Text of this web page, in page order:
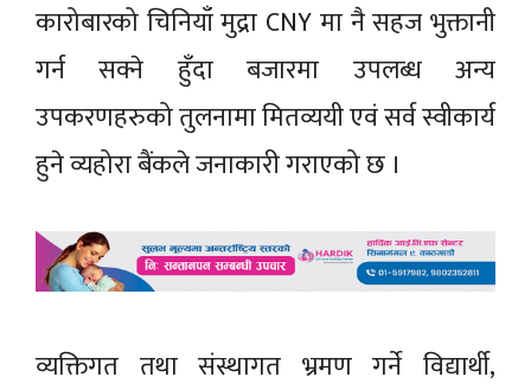
कारोबारको चिनियाँ मुद्रा CNY मा नै सहज भुक्तानी
गर्न सक्ने हुँदा बजारमा उपलब्ध अन्य
उपकरणहरुको तुलनामा मितव्ययी एवं सर्व स्वीकार्य
हुने व्यहोरा बैंकले जनाकारी गराएको छ ।
व्यक्तिगत तथा संस्थागत भ्रमण गर्ने विद्यार्थी,